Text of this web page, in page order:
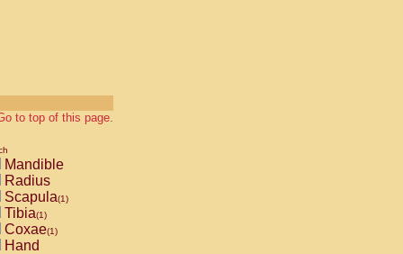
to top of this page.
Mandible
Radius
Scapula(1)
Tibia(1)
Coxae(1)
Hand